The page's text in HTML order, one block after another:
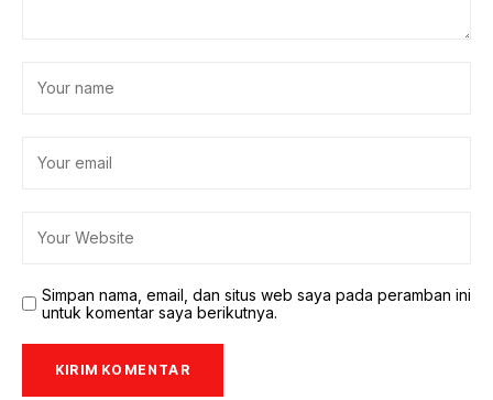
Simpan nama, email, dan situs web saya pada peramban ini
untuk komentar saya berikutnya.